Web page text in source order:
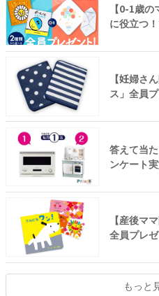
【0-1歳
に役立つ
【妊婦さ
ス」全員
答えて当
ンケート
【産後マ
全員プレ
もっと